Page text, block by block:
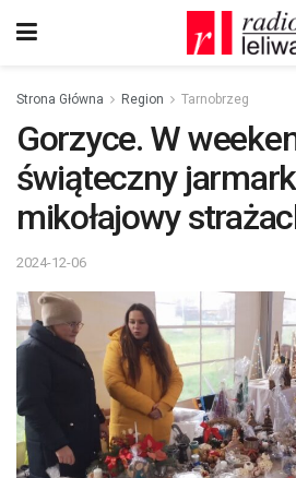
Strona Główna Region Tarnobrzeg
Gorzyce. W
świąteczny
mikołajowy
2024-12-06